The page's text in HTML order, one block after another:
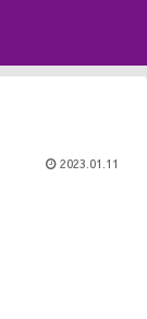
2023.01.11